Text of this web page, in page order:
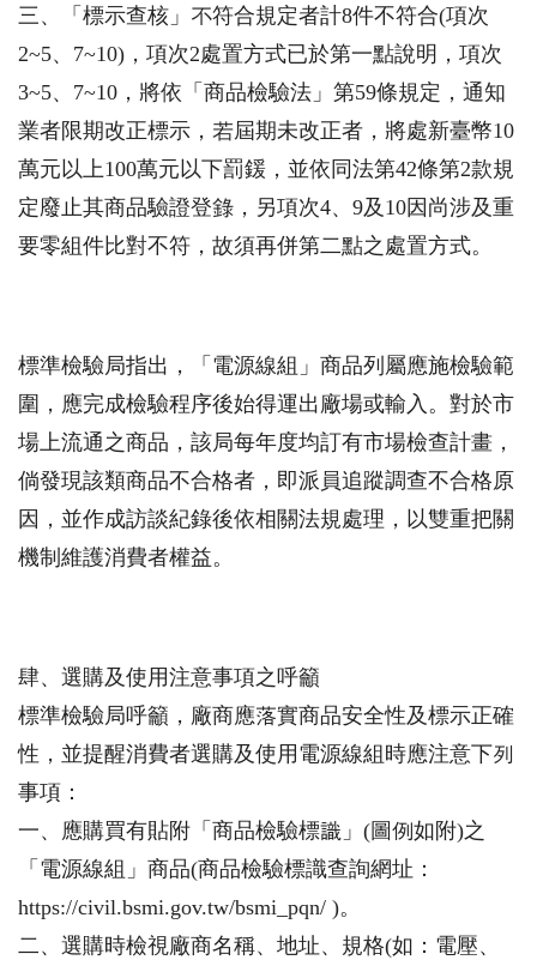
三、「標示查核」不符合規定者計8件不符合(項次
2~5、7~10)，項次2處置方式已於第一點說明，項次
3~5、7~10，將依「商品檢驗法」第59條規定，通知
業者限期改正標示，若屆期未改正者，將處新臺幣10
萬元以上100萬元以下罰鍰，並依同法第42條第2款規
定廢止其商品驗證登錄，另項次4、9及10因尚涉及重
要零組件比對不符，故須再併第二點之處置方式。
標準檢驗局指出，「電源線組」商品列屬應施檢驗範
圍，應完成檢驗程序後始得運出廠場或輸入。對於市
場上流通之商品，該局每年度均訂有市場檢查計畫，
倘發現該類商品不合格者，即派員追蹤調查不合格原
因，並作成訪談紀錄後依相關法規處理，以雙重把關
機制維護消費者權益。
肆、選購及使用注意事項之呼籲
標準檢驗局呼籲，廠商應落實商品安全性及標示正確
性，並提醒消費者選購及使用電源線組時應注意下列
事項：
一、應購買有貼附「商品檢驗標識」(圖例如附)之
「電源線組」商品(商品檢驗標識查詢網址：
https://civil.bsmi.gov.tw/bsmi_pqn/ )。
二、選購時檢視廠商名稱、地址、規格(如：電壓、